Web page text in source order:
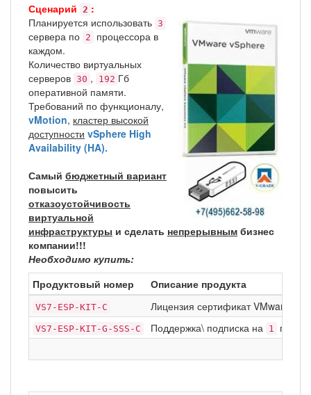
Сценарий 2 :
Планируется использовать 3
сервера по 2
процессора в
каждом.
Количество виртуальных
серверов 30 , 192 Гб
оперативной памяти.
Требований по функционалу,
vMotion, кластер высокой
доступности vSphere High
Availability (HA).
Самый бюджетный вариант
повысить
отказоустойчивость
виртуальной
инфраструктуры и сделать непрерывным бизнес
компании!!!
Необходимо купить:
Продуктовый номер
Описание продукта
VS7-ESP-KIT-C Лицензия сертификат VMware
VS7-ESP-KIT-G-SSS-C Поддержка\ подписка на 1 год